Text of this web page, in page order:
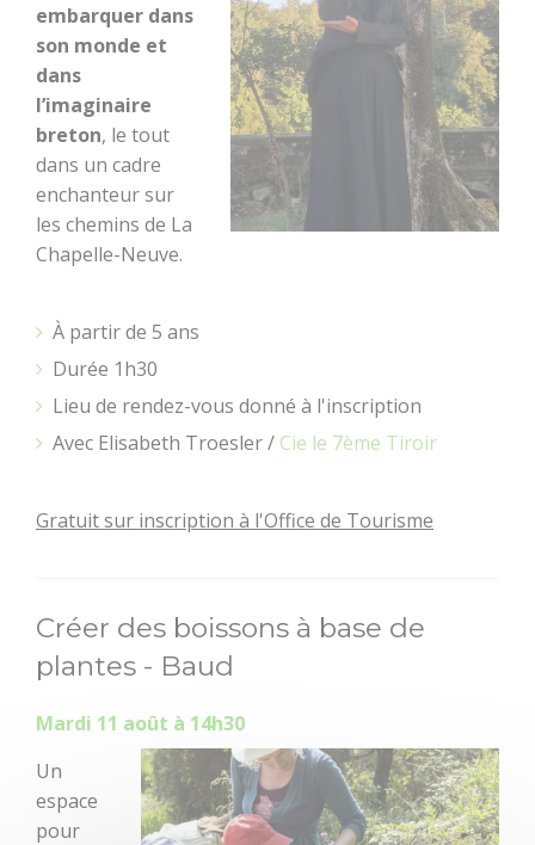
Les jeux de
l'Office de
Tourisme
Le Train
touristique
Location de vélos
Aires de jeux pour
petits et grands
embarquer dans
son monde et
dans
l’imaginaire
breton, le tout
dans un cadre
enchanteur sur
les chemins de La
Chapelle-Neuve.
À partir de 5 ans
Durée 1h30
Lieu de rendez-vous donné à l'inscription
Avec Elisabeth Troesler / Cie le 7ème Tiroir
Gratuit sur inscription à l'Office de Tourisme
Créer des boissons à base de
plantes - Baud
Mardi 11 août à 14h30
Un
espace
pour